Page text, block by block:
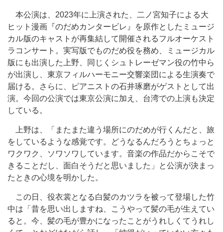
本公演は、2023年に上演された、二ノ宮知子による大
ヒット漫画『のだめカンタービレ』を原作としたミュージ
カル版のキャストが再集結して開催されるフルオーケスト
ラコンサート。実写版でものだめ役を務め、ミュージカル
版にも出演した上野、同じくシュトレーゼマン役の竹中ら
が出演し、東京フィルハーモニー交響楽団による生演奏で
届ける。さらに、ピアニストの石井琢磨がゲストとして出
演。今回の公演では東京公演に加え、台湾での上演も決定
している。
上野は、「またまた違う場所にのだめが行くんだと、旅
をしているような感覚です。どうなるんだろうとちょっと
ワクワク、ソワソワしています。音楽の作品だからこそで
きることだし、面白そうだと思いました」と公演が決まっ
たときの心境を明かした。
この日、役衣裳となる白髪のカツラを被って登場した竹
中は「昔を思い出しますね、こうやって髪の毛が生えてい
ると。今、髪の毛が豊かになったことがうれしくてうれし